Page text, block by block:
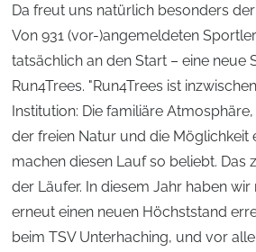
Da freut uns natürlich besonders
Von 931 (vor-)angemeldeten
tatsächlich an den Start – eine neue
Run4Trees. "Run4Trees ist
Institution: Die familiäre
der freien Natur und die Möglichkeit
machen diesen Lauf so beliebt. Das
der Läufer. In diesem Jahr haben
erneut einen neuen Höchststand
beim TSV Unterhaching, und vor